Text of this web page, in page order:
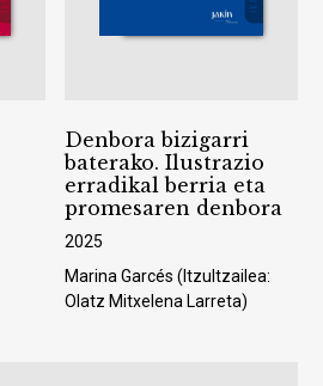
Denbora bizigarri
baterako. Ilustrazio
erradikal berria eta
promesaren denbora
2025
Marina Garcés (Itzultzailea:
Olatz Mitxelena Larreta)